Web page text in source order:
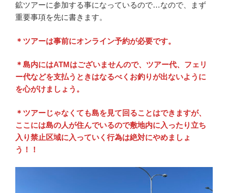
鉱ツアーに参加する事になっているので…なので、まず
重要事項を先に書きます。
＊ツアーは事前にオンライン予約が必要です。
＊島内にはATMはございませんので、ツアー代、フェリ
ー代などを支払うときはなるべくお釣りが出ないように
を心がけましょう。
＊ツアーじゃなくても島を見て回ることはできますが、
ここには島の人が住んでいるので敷地内に入ったり立ち
入り禁止区域に入っていく行為は絶対にやめましょ
う！！